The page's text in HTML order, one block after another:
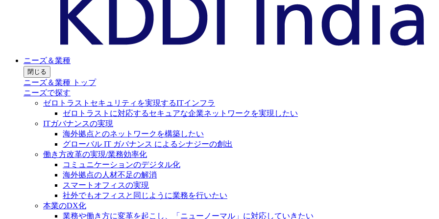
ニーズ＆業種
閉じる
ニーズ＆業種 トップ
ニーズで探す
ゼロトラストセキュリティを実現するITインフラ
ゼロトラストに対応するセキュアな企業ネットワークを実現したい
ITガバナンスの実現
海外拠点とのネットワークを構築したい
グローバル IT ガバナンス によるシナジーの創出
働き方改革の実現/業務効率化
コミュニケーションのデジタル化
海外拠点の人材不足の解消
スマートオフィスの実現
社外でもオフィスと同じように業務を行いたい
本業のDX化
業務や働き方に変革を起こし、「ニューノーマル」に対応していきたい